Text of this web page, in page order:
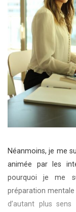
Néanmoins, je me
animée par les
pourquoi je me
préparation
d’autant plus